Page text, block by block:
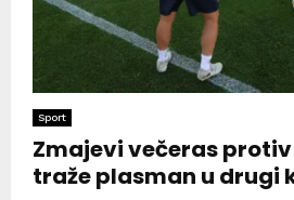
Sport
Zmajevi večeras
traže plasman u drugi